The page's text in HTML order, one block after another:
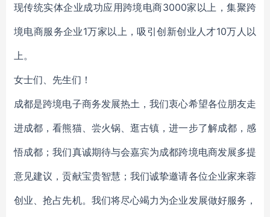
现传统实体企业成功应用跨境电商3000家以上，集聚跨
境电商服务企业1万家以上，吸引创新创业人才10万人以
上。
女士们、先生们！
成都是跨境电子商务发展热土，我们衷心希望各位朋友走
进成都，看熊猫、尝火锅、逛古镇，进一步了解成都，感
悟成都；我们真诚期待与会嘉宾为成都跨境电商发展多提
意见建议，贡献宝贵智慧；我们诚挚邀请各位企业家来蓉
创业、抢占先机。我们将尽心竭力为企业发展做好服务，